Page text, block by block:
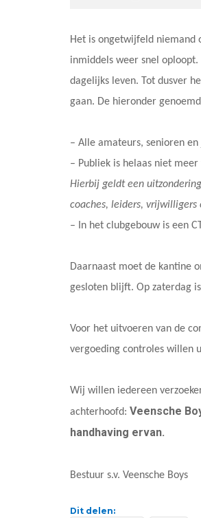
Het is ongetwijfeld niemand
inmiddels weer snel
dagelijks leven. Tot dusver
gaan. De hieronder
– Alle amateurs, senioren
– Publiek is helaas niet
Hierbij geldt een
coaches, leiders, vrijwilligers
– In het clubgebouw is een
Daarnaast moet de kantine
gesloten blijft. Op zaterdag
Voor het uitvoeren van de
vergoeding controles willen
Wij willen iedereen
achterhoofd: Veensche
handhaving ervan.
Bestuur s.v. Veensche Boys
Dit delen: